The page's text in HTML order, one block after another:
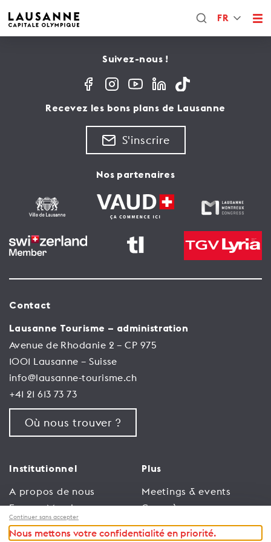
FR
Suivez-nous !
Recevez les bons plans de Lausanne
S'inscrire
Nos partenaires
Contact
Lausanne Tourisme – administration
Avenue de Rhodanie 2 – CP 975
1001 Lausanne – Suisse
info@lausanne-tourisme.ch
+41 21 613 73 73
Où nous trouver ?
Institutionnel
A propos de nous
Espace Membres
Emploi
Plus
Meetings & events
Congrès
Trade
Continuer sans accepter
Nous mettons votre confidentialité en priorité.